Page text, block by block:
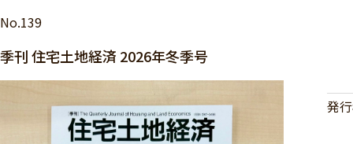
No.139
季刊 住宅土地経済 2026年冬季号
発